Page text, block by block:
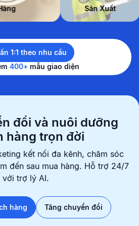
Nhà Hàng Sản Xuất
1:1 theo nhu cầu
400+ mẫu giao diện
đổi và nuôi dưỡng
hàng trọn đời
kết nối đa kênh, chăm sóc
đến sau mua hàng. Hỗ trợ 24/7
với trợ lý AI.
hàng Tăng chuyển đổi